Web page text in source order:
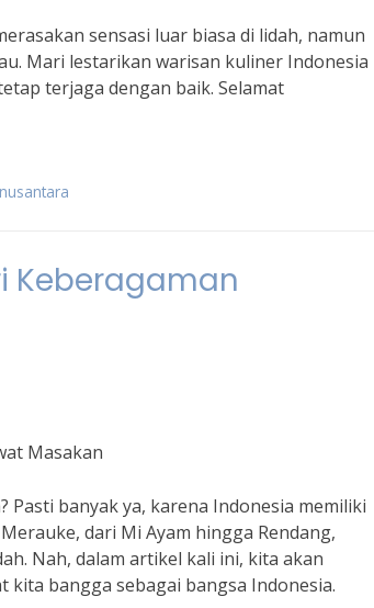
sensasi luar biasa di lidah, namun
Mari lestarikan warisan kuliner Indonesia
terjaga dengan baik. Selamat
Keberagaman
Masakan
Pasti banyak ya, karena Indonesia memiliki
dari Mi Ayam hingga Rendang,
Nah, dalam artikel kali ini, kita akan
bangga sebagai bangsa Indonesia.